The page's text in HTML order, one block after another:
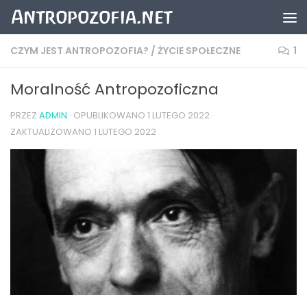
Przeskocz do treści
CZYM JEST ANTROPOZOFIA? / ŻYCIE SPOŁECZNE 1
Moralność Antropozoficzna
PRZEZ ADMIN · OPUBLIKOWANO 1 LUTEGO 2022 ·
ZAKTUALIZOWANO 1 LUTEGO 2022